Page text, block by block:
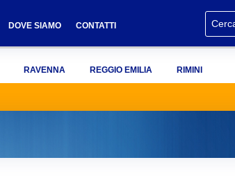
DOVE SIAMO CONTATTI
RAVENNA REGGIO EMILIA RIMINI